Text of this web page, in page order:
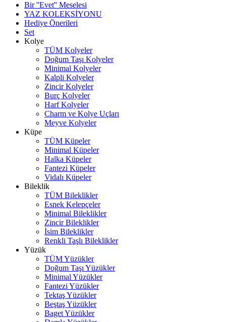
Bir ''Evet'' Meselesi
YAZ KOLEKSİYONU
Hediye Önerileri
Set
Kolye
TÜM Kolyeler
Doğum Taşı Kolyeler
Minimal Kolyeler
Kalpli Kolyeler
Zincir Kolyeler
Burç Kolyeler
Harf Kolyeler
Charm ve Kolye Uçları
Meyve Kolyeler
Küpe
TÜM Küpeler
Minimal Küpeler
Halka Küpeler
Fantezi Küpeler
Vidalı Küpeler
Bileklik
TÜM Bileklikler
Esnek Kelepçeler
Minimal Bileklikler
Zincir Bileklikler
İsim Bileklikler
Renkli Taşlı Bileklikler
Yüzük
TÜM Yüzükler
Doğum Taşı Yüzükler
Minimal Yüzükler
Fantezi Yüzükler
Tektaş Yüzükler
Beştaş Yüzükler
Baget Yüzükler